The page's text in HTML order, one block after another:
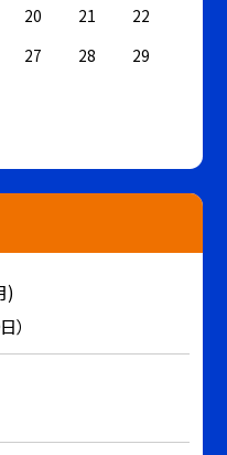
20 21
22
27 28
29
)
）